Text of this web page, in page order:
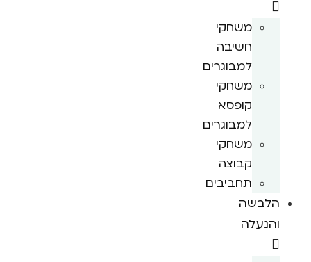
משחקי
חשיבה
למבוגרים
משחקי
קופסא
למבוגרים
משחקי
קבוצה
תחביבים
הלבשה
והנעלה